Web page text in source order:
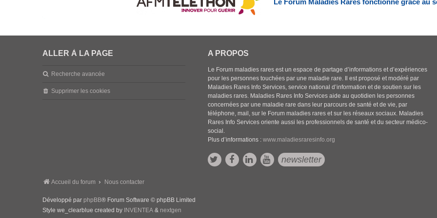
Le Forum Maladies Rares fonctionne grâce au
ALLER À LA PAGE
Recherche avancée
Supprimer les cookies
A PROPOS
Le Forum maladies rares est un espace de partage d’informations et d’expériences
pour les personnes touchées par une maladie rare. Il est proposé et modéré par
Maladies Rares Info Services, service national d’information et de soutien sur les
maladies rares. Maladies Rares Info Services aide au quotidien les personnes
concernées par une maladie rare dans leur parcours de santé et de vie, par
téléphone, mail, sur le Forum maladies rares et sur les réseaux sociaux. Maladies
Rares Info Services oriente aussi les professionnels de santé et du secteur médico-
social.
Plus d’informations :www.maladiesraresinfo.org
newsletter
Accueil du forum Nous contacter
Développé par phpBB® Forum Software © phpBB Limited
Style we_clearblue created by INVENTEA & nextgen